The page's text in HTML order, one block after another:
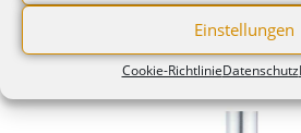
Einstellungen
Cookie-RichtlinieDatenschutz
Ähnliche Produkte